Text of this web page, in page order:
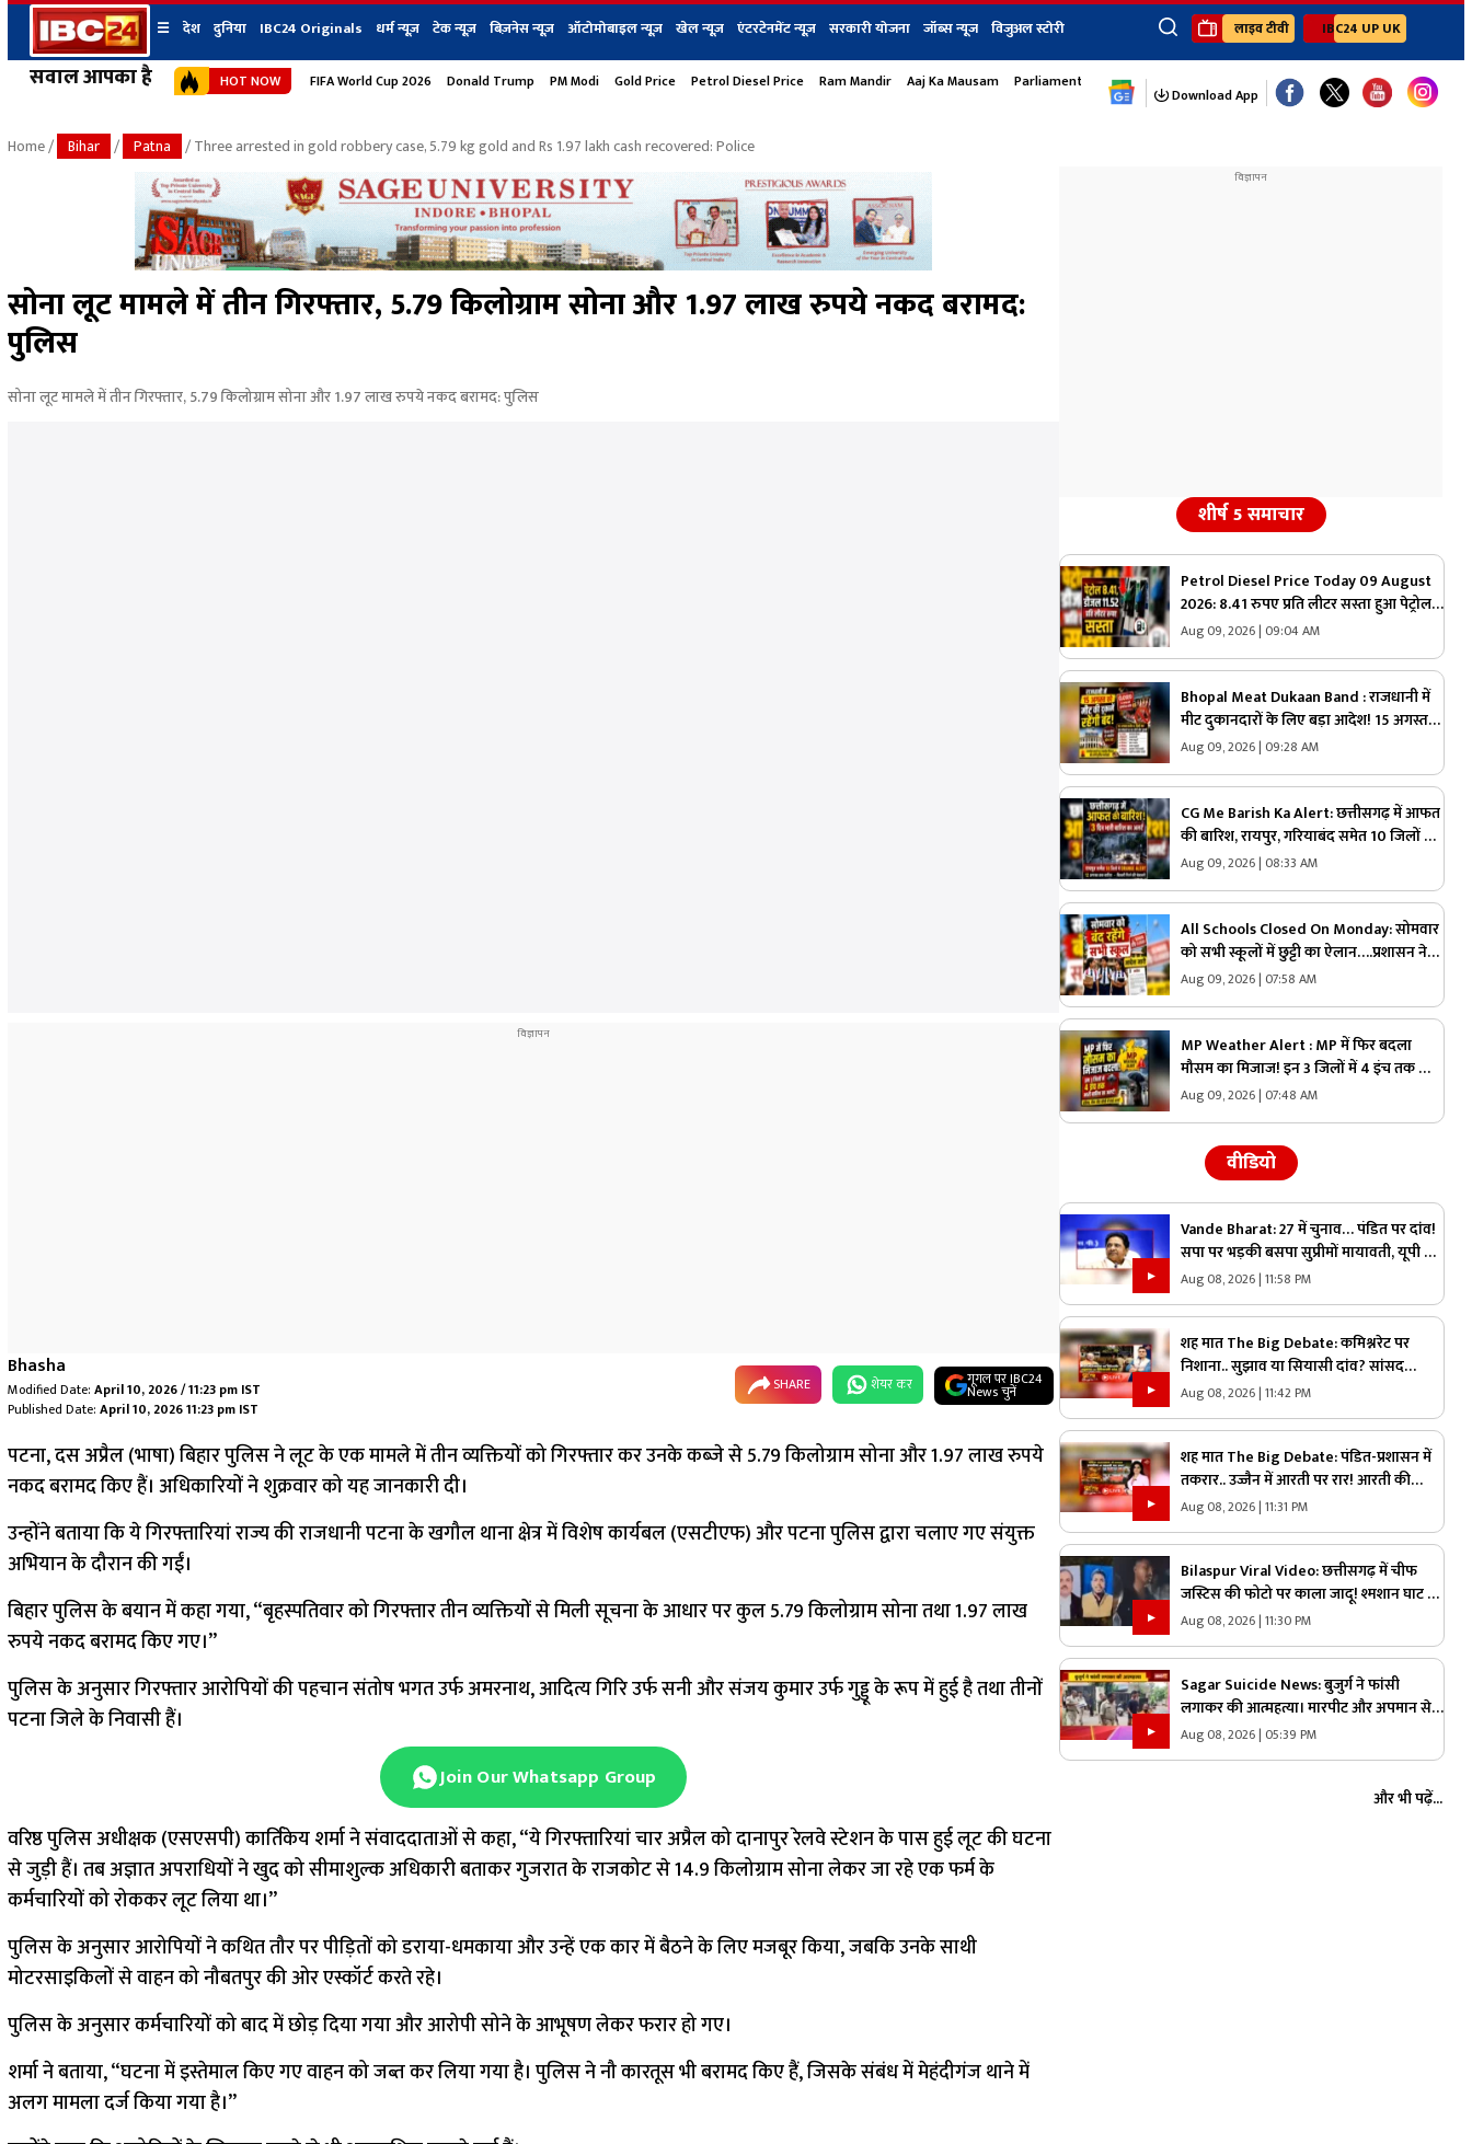
सवाल आपका है
☰ देश दुनिया IBC24 Originals धर्म न्यूज़ टेक न्यूज़ बिज़नेस न्यूज़ ऑटोमोबाइल न्यूज़ खेल न्यूज़ एंटरटेनमेंट न्यूज़ सरकारी योजना जॉब्स न्यूज विजुअल स्टोरी
×
छत्तीसगढ़ न्यूज
उत्तर प्रदेश न्यूज
बिहार न्यूज
उत्तराखंड न्यूज
हिमाचल प्रदेश न्यूज
शहर
भोपाल
जबलपुर
ग्वालियर
रायपुर
बिलासपुर
दुनिया IBC24 Originals
शेयर बाज़ार गैजेट्स न्यूज
जॉब्स न्यूज Youtube Channels
Ibc24 Jankarwan
लाइव टीवी IBC24 UP UK
HOT NOW FIFA World Cup 2026 Donald Trump PM Modi Gold Price Petrol Diesel Price Ram Mandir Aaj Ka Mausam Parliament Monsoon Session
Download App
Home/ Bihar / Patna / Three arrested in gold robbery case, 5.79 kg gold and Rs 1.97 lakh cash recovered: Police
सोना लूट मामले में तीन गिरफ्तार, 5.79 किलोग्राम सोना और 1.97 लाख रुपये नकद बरामद:
पुलिस
सोना लूट मामले में तीन गिरफ्तार, 5.79 किलोग्राम सोना और 1.97 लाख रुपये नकद बरामद: पुलिस
Bhasha
Modified Date: April 10, 2026 / 11:23 pm IST
Published Date: April 10, 2026 11:23 pm IST
SHARE शेयर कर गूगल पर IBC24
News चुनें
पटना, दस अप्रैल (भाषा) बिहार पुलिस ने लूट के एक मामले में तीन व्यक्तियों को गिरफ्तार कर उनके कब्जे से 5.79 किलोग्राम सोना और 1.97 लाख रुपये
नकद बरामद किए हैं। अधिकारियों ने शुक्रवार को यह जानकारी दी।
उन्होंने बताया कि ये गिरफ्तारियां राज्य की राजधानी पटना के खगौल थाना क्षेत्र में विशेष कार्यबल (एसटीएफ) और पटना पुलिस द्वारा चलाए गए संयुक्त
अभियान के दौरान की गईं।
बिहार पुलिस के बयान में कहा गया, “बृहस्पतिवार को गिरफ्तार तीन व्यक्तियों से मिली सूचना के आधार पर कुल 5.79 किलोग्राम सोना तथा 1.97 लाख
रुपये नकद बरामद किए गए।”
पुलिस के अनुसार गिरफ्तार आरोपियों की पहचान संतोष भगत उर्फ अमरनाथ, आदित्य गिरि उर्फ सनी और संजय कुमार उर्फ गुड्डू के रूप में हुई है तथा तीनों
पटना जिले के निवासी हैं।
Join Our Whatsapp Group
वरिष्ठ पुलिस अधीक्षक (एसएसपी) कार्तिकेय शर्मा ने संवाददाताओं से कहा, “ये गिरफ्तारियां चार अप्रैल को दानापुर रेलवे स्टेशन के पास हुई लूट की घटना
से जुड़ी हैं। तब अज्ञात अपराधियों ने खुद को सीमाशुल्क अधिकारी बताकर गुजरात के राजकोट से 14.9 किलोग्राम सोना लेकर जा रहे एक फर्म के
कर्मचारियों को रोककर लूट लिया था।”
पुलिस के अनुसार आरोपियों ने कथित तौर पर पीड़ितों को डराया-धमकाया और उन्हें एक कार में बैठने के लिए मजबूर किया, जबकि उनके साथी
मोटरसाइकिलों से वाहन को नौबतपुर की ओर एस्कॉर्ट करते रहे।
पुलिस के अनुसार कर्मचारियों को बाद में छोड़ दिया गया और आरोपी सोने के आभूषण लेकर फरार हो गए।
शर्मा ने बताया, “घटना में इस्तेमाल किए गए वाहन को जब्त कर लिया गया है। पुलिस ने नौ कारतूस भी बरामद किए हैं, जिसके संबंध में मेहंदीगंज थाने में
अलग मामला दर्ज किया गया है।”
शीर्ष 5 समाचार
Petrol Diesel Price Today 09 August
2026: 8.41 रुपए प्रति लीटर सस्ता हुआ पेट्रोल,
डीजल की कीमतों में भी 11.52 रुपए की कटौती,
Aug 09, 2026 | 09:04 AM
Bhopal Meat Dukaan Band : राजधानी में
मीट दुकानदारों के लिए बड़ा आदेश! 15 अगस्त
समेत 7 दिनों तक बंद रहेंगी दुकानें, जानें कौन-
Aug 09, 2026 | 09:28 AM
CG Me Barish Ka Alert: छत्तीसगढ़ में आफत
की बारिश, रायपुर, गरियाबंद समेत 10 जिलों में
ऑरेंज अलर्ट, 12 अगस्त तक भारी बारिश की
Aug 09, 2026 | 08:33 AM
All Schools Closed On Monday: सोमवार
को सभी स्कूलों में छुट्टी का ऐलान….प्रशासन ने
जारी किया आदेश, इसलिए लिया गया बड़ा
Aug 09, 2026 | 07:58 AM
MP Weather Alert : MP में फिर बदला
मौसम का मिजाज! इन 3 जिलों में 4 इंच तक भारी
बारिश का अलर्ट, जानें भोपाल-इंदौर का हाल
Aug 09, 2026 | 07:48 AM
वीडियो
Vande Bharat: 27 में चुनाव… पंडित पर दांव!
सपा पर भड़की बसपा सुप्रीमों मायावती, यूपी में
ब्राह्मण वोट पर क्यों छिड़ी महाभारत?
Aug 08, 2026 | 11:58 PM
शह मात The Big Debate: कमिश्नरेट पर
निशाना.. सुझाव या सियासी दांव? सांसद
बृजमोहन अग्रवाल ने रायपुर कमिश्नरेट पर उठाए
सवाल, क्या वाकई में सिस्टम में सुधार की है
जरूरत
Aug 08, 2026 | 11:42 PM
शह मात The Big Debate: पंडित-प्रशासन में
तकरार.. उज्जैन में आरती पर रार! आरती की
व्यवस्था को लेकर गहराया विवाद, आरती के
अधिकार को लेकर क्यों उग्र हुए पंडित?
Aug 08, 2026 | 11:31 PM
Bilaspur Viral Video: छत्तीसगढ़ में चीफ
जस्टिस की फोटो पर काला जादू! श्मशान घाट में
इन चीजों के साथ मिला युवक, देखिए ये पूरा
वीडियो
Aug 08, 2026 | 11:30 PM
Sagar Suicide News: बुजुर्ग ने फांसी
लगाकर की आत्महत्या। मारपीट और अपमान से
आहत होकर लगाई फांसी
Aug 08, 2026 | 05:39 PM
और भी पढ़ें...